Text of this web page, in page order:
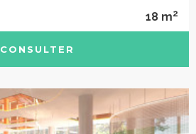
18 m2
CONSULTER